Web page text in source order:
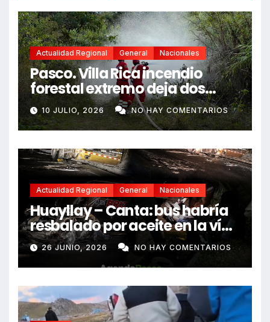
Actualidad Regional General Nacionales
Pasco. Villa Rica incendio
forestal extremo deja dos
fallecidos y heridos
10 JULIO, 2026 NO HAY COMENTARIOS
Actualidad Regional General Nacionales
Huayllay – Canta: bus habría
resbalado por aceite en la vía
e impactó auto siniestrado
dejando dos fallecidos
26 JUNIO, 2026 NO HAY COMENTARIOS